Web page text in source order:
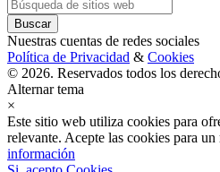
Nuestras cuentas de redes sociales
Política de Privacidad & Cookies
© 2026. Reservados todos los
Alternar tema
×
Este sitio web utiliza cookies para
relevante. Acepte las cookies para
información